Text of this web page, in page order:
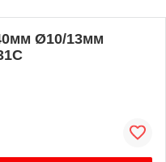
Ø10/13мм